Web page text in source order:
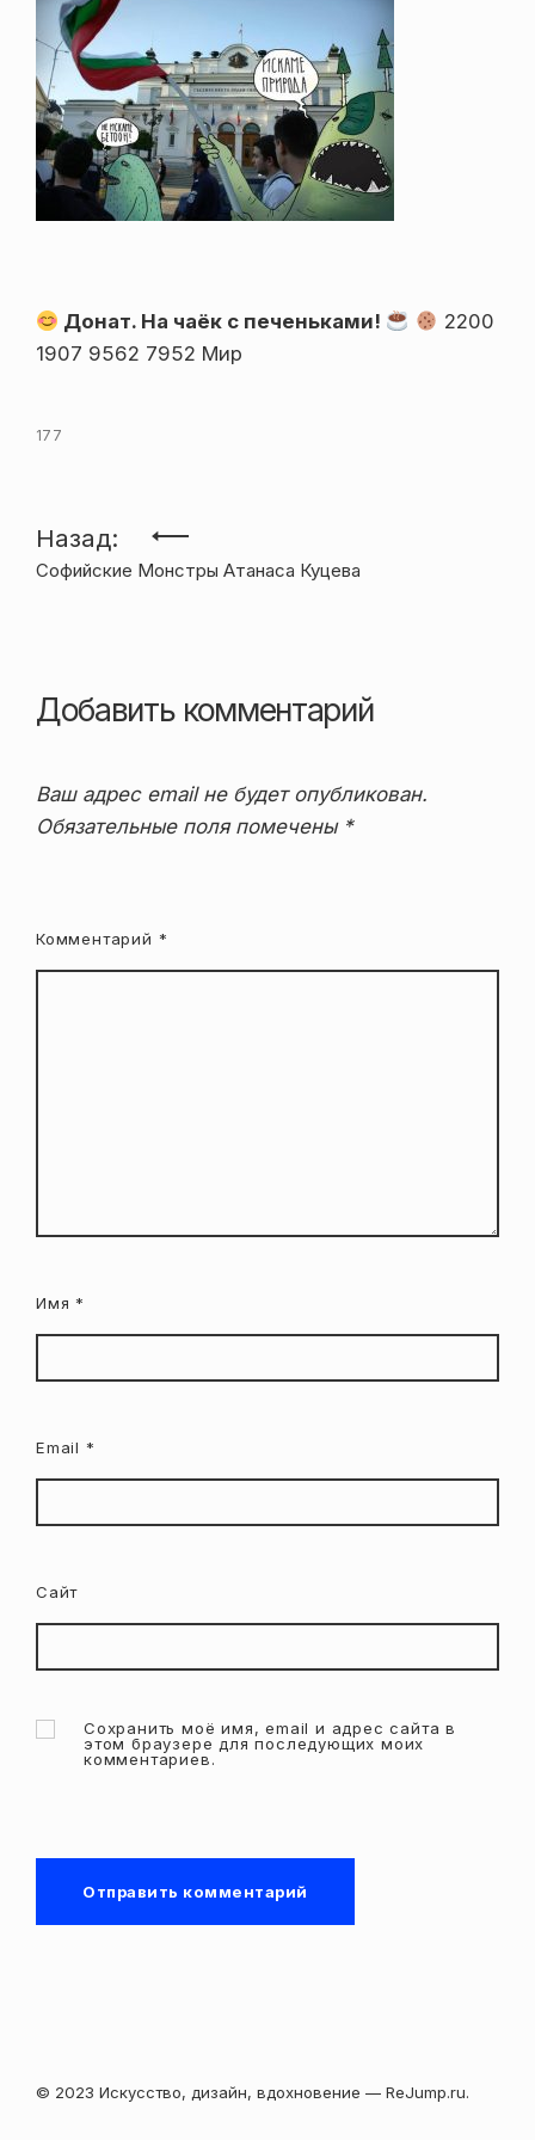
Донат. На чаёк с печеньками!
2200
1907 9562 7952 Мир
177
Навигация
по
Назад:
Софийские Монстры Атанаса Куцева
Добавить комментарий
Ваш адрес email не будет опубликован.
Обязательные поля помечены *
Комментарий *
Имя *
Email *
Сайт
Сохранить моё имя, email и адрес сайта в
этом браузере для последующих моих
комментариев.
© 2023 Искусство, дизайн, вдохновение — ReJump.ru.